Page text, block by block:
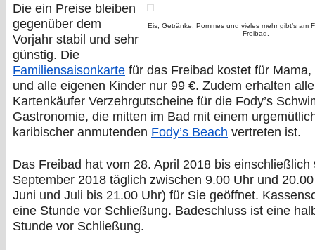
Eis, Getränke, Pommes und vieles mehr gibt’s am
Freibad.
Die ein Preise bleiben
gegenüber dem
Vorjahr stabil und sehr
günstig. Die
Familiensaisonkarte für das Freibad kostet für Mama,
und alle eigenen Kinder nur 99 €. Zudem erhalten
Kartenkäufer Verzehrgutscheine für die Fody’s
Gastronomie, die mitten im Bad mit einem
karibischer anmutenden Fody’s Beach vertreten ist.
Das Freibad hat vom 28. April 2018 bis einschließlich
September 2018 täglich zwischen 9.00 Uhr und
Juni und Juli bis 21.00 Uhr) für Sie geöffnet.
eine Stunde vor Schließung. Badeschluss ist eine
Stunde vor Schließung.